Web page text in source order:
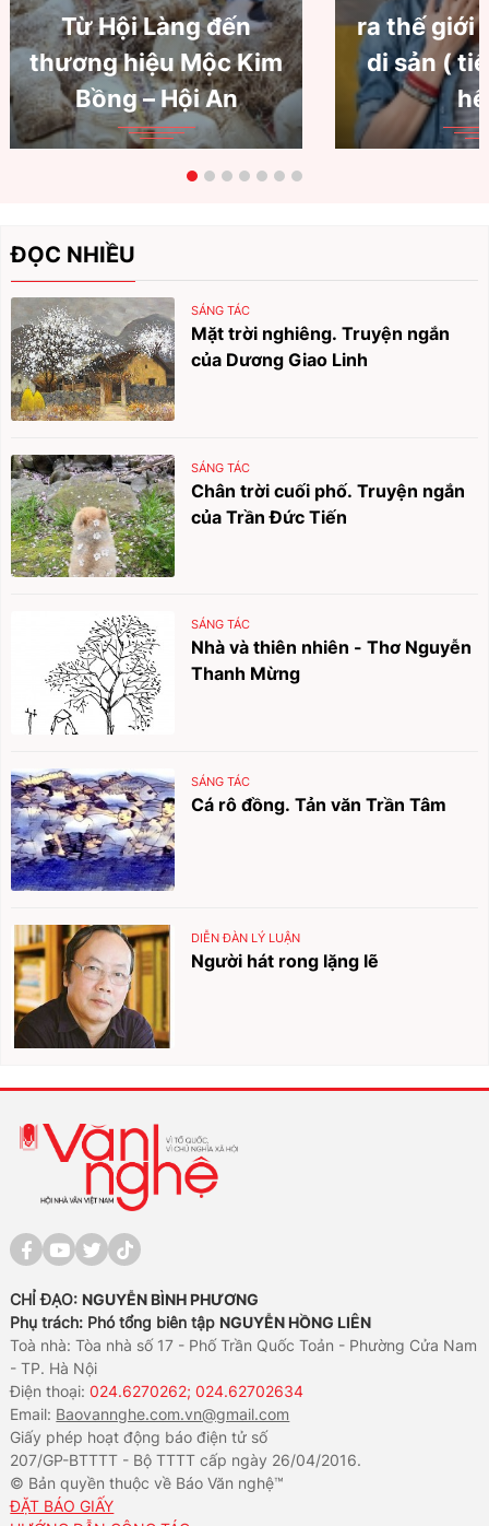
Từ Hội Làng đến
thương hiệu Mộc Kim
Bồng – Hội An
ra thế giới
di sản (
ĐỌC NHIỀU
SÁNG TÁC
Mặt trời nghiêng. Truyện ngắn
của Dương Giao Linh
SÁNG TÁC
Chân trời cuối phố. Truyện ngắn
của Trần Đức Tiến
SÁNG TÁC
Nhà và thiên nhiên - Thơ Nguyễn
Thanh Mừng
SÁNG TÁC
Cá rô đồng. Tản văn Trần Tâm
DIỄN ĐÀN LÝ LUẬN
Người hát rong lặng lẽ
CHỈ ĐẠO: NGUYỄN BÌNH PHƯƠNG
Phụ trách: Phó tổng biên tập NGUYỄN HỒNG LIÊN
Toà nhà: Tòa nhà số 17 - Phố Trần Quốc Toản - Phường Cửa Nam
- TP. Hà Nội
Điện thoại:024.6270262; 024.62702634
Email: Baovannghe.com.vn@gmail.com
Giấy phép hoạt động báo điện tử số
207/GP-BTTTT - Bộ TTTT cấp ngày 26/04/2016.
© Bản quyền thuộc về Báo Văn nghệ™
ĐẶT BÁO GIẤY